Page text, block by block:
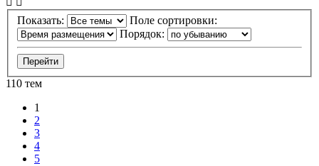
Показать:
Поле сортировки:
Порядок:
110 тем
1
2
3
4
5